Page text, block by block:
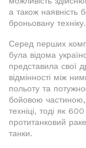
а також наявність
броньовану техніку.
Серед перших
була відома
представила свої
відмінності між
польоту та
бойовою частиною,
техніці, тоді як
протитанковий
танки.